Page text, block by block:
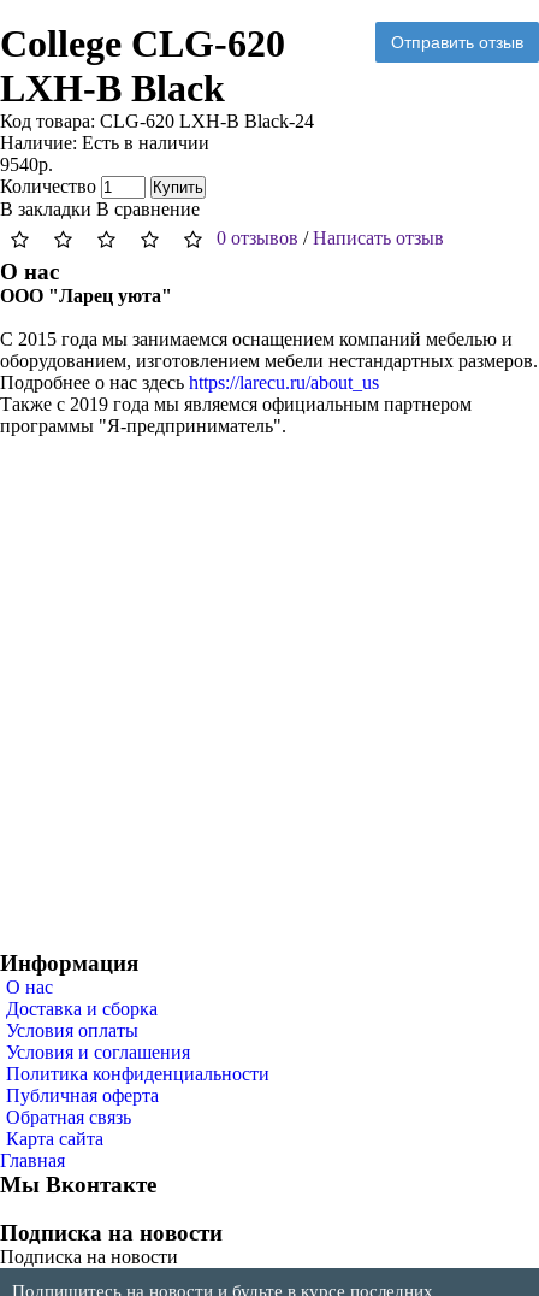
Отправить отзыв
College CLG-620
LXH-B Black
Код товара: CLG-620 LXH-B Black-24
Наличие: Есть в наличии
9540р.
Количество
Купить
В закладки В сравнение
0 отзывов /Написать отзыв
О нас
ООО "Ларец уюта"
С 2015 года мы занимаемся оснащением компаний мебелью и
оборудованием, изготовлением мебели нестандартных размеров.
Подробнее о нас здесь https://larecu.ru/about_us
Также с 2019 года мы являемся официальным партнером
программы "Я-предприниматель".
Информация
О нас
Доставка и сборка
Условия оплаты
Условия и соглашения
Политика конфиденциальности
Публичная оферта
Обратная связь
Карта сайта
Главная
Мы Вконтакте
Подписка на новости
Подписка на новости
Подпишитесь на новости и будьте в курсе последних